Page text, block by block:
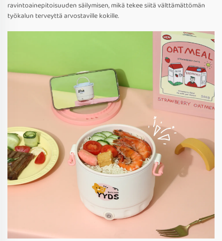
ravintoainepitoisuuden säilymisen, mikä tekee siitä välttämättömän
työkalun terveyttä arvostaville kokille.